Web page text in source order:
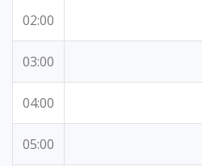
02:00
03:00
04:00
05:00